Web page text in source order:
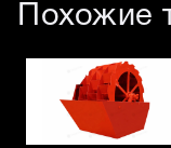
Похожие